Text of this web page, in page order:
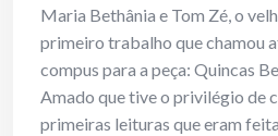
Maria Bethânia e Tom Zé, o
primeiro trabalho que chamou
compus para a peça: Quincas
Amado que tive o privilégio de
primeiras leituras que eram